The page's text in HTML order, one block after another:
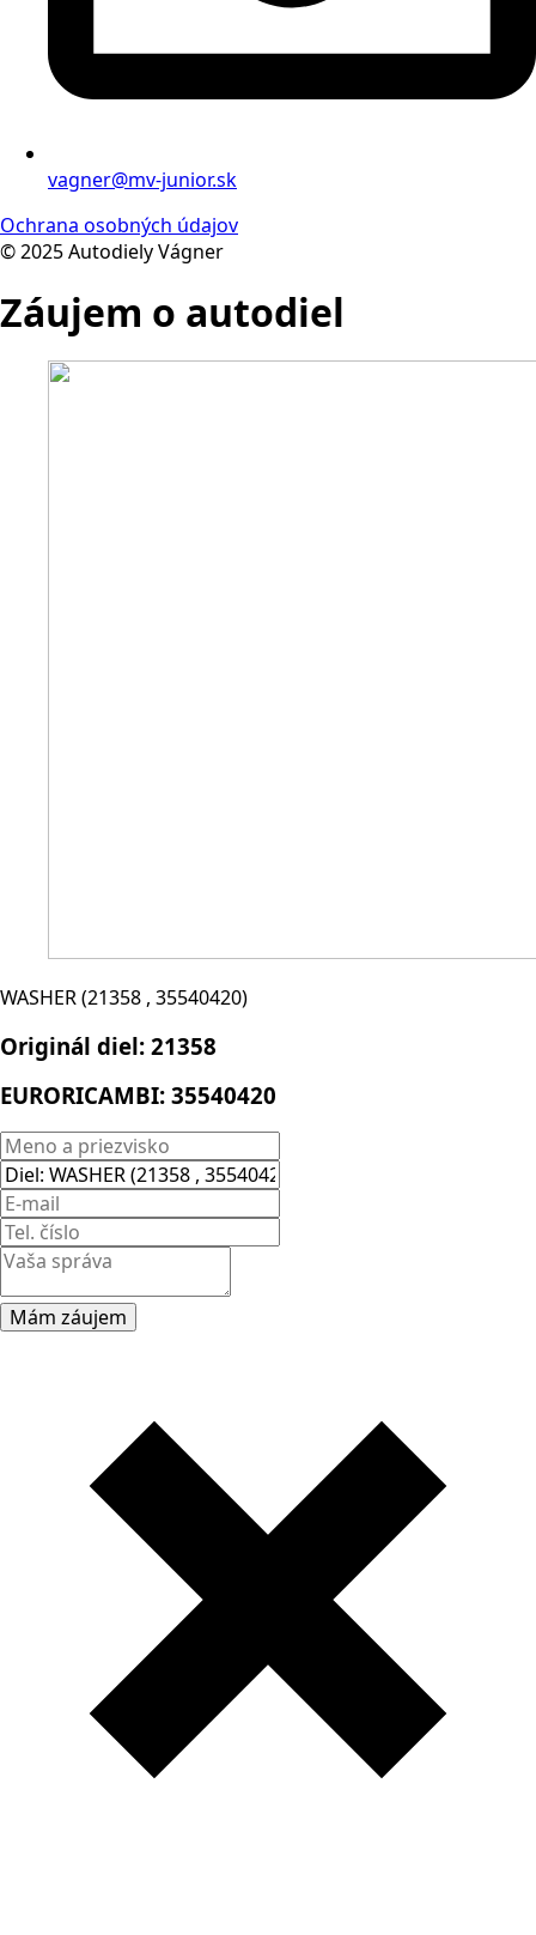
vagner@mv-junior.sk
Ochrana osobných údajov
© 2025 Autodiely Vágner
Záujem o autodiel
WASHER (21358 , 35540420)
Originál diel: 21358
EURORICAMBI: 35540420
Mám záujem